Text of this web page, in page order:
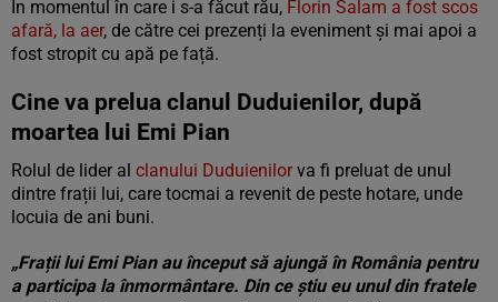
În momentul în care i s-a făcut rău, Florin Salam a fost scos
afară, la aer, de către cei prezenți la eveniment și mai apoi a
fost stropit cu apă pe față.
Cine va prelua clanul Duduienilor, după
moartea lui Emi Pian
Rolul de lider al clanului Duduienilor va fi preluat de unul
dintre frații lui, care tocmai a revenit de peste hotare, unde
locuia de ani buni.
„Frații lui Emi Pian au început să ajungă în România pentru
a participa la înmormântare. Din ce știu eu unul din fratele